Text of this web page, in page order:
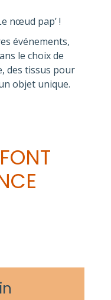
nœud pap’ !
événements,
le choix de
des tissus pour
objet unique.